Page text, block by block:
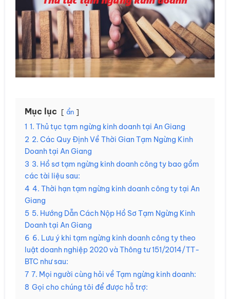
Mục lục ẩn
1 1. Thủ tục tạm ngừng kinh doanh tại An Giang
2 2. Các Quy Định Về Thời Gian Tạm Ngừng Kinh
Doanh tại An Giang
3 3. Hồ sơ tạm ngừng kinh doanh công ty bao gồm
các tài liệu sau:
4 4. Thời hạn tạm ngừng kinh doanh công ty tại An
Giang
5 5. Hướng Dẫn Cách Nộp Hồ Sơ Tạm Ngừng Kinh
Doanh tại An Giang
6 6. Lưu ý khi tạm ngừng kinh doanh công ty theo
luật doanh nghiệp 2020 và Thông tư 151/2014/TT-
BTC như sau:
7 7. Mọi người cùng hỏi về Tạm ngừng kinh doanh:
8 Gọi cho chúng tôi để được hỗ trợ: